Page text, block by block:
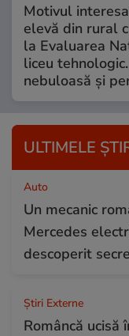
Motivul
elevă din rural
la Evaluarea
liceu
nebuloasă și
ULTIMELE
Auto
Un mecanic
Mercedes
descoperit
Știri Externe
Româncă ucisă